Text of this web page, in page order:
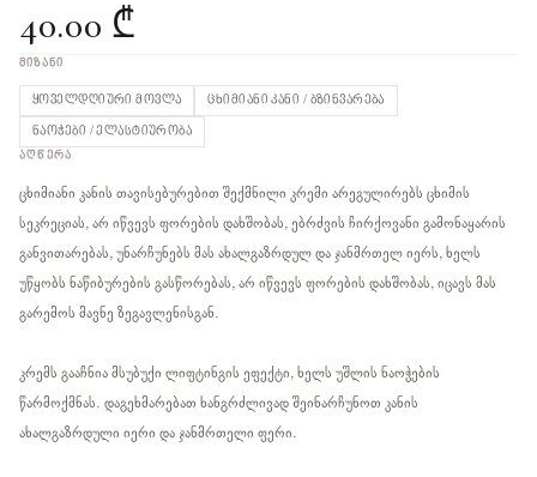
40.00 ₾
ᲛᲘᲖᲐᲜᲘ
ყოველდღიური მოვლა ცხიმიანი კანი / ბზინვარება
ნაოჭები / ელასტიურობა
ᲐᲦᲬᲔᲠᲐ
ცხიმიანი კანის თავისებურებით შექმნილი კრემი არეგულირებს ცხიმის
სეკრეციას, არ იწვევს ფორების დახშობას, ებრძვის ჩირქოვანი გამონაყარის
განვითარებას, უნარჩუნებს მას ახალგაზრდულ და ჯანმრთელ იერს, ხელს
უწყობს ნაწიბურების გასწორებას, არ იწვევს ფორების დახშობას, იცავს მას
გარემოს მავნე ზეგავლენისგან.
კრემს გააჩნია მსუბუქი ლიფტინგის ეფექტი, ხელს უშლის ნაოჭების
წარმოქმნას. დაგეხმარებათ ხანგრძლივად შეინარჩუნოთ კანის
ახალგაზრდული იერი და ჯანმრთელი ფერი.